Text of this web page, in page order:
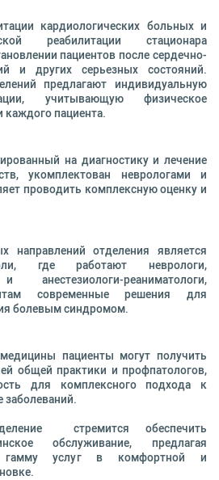
кардиологических больных и
реабилитации стационара
пациентов после сердечно-
и других серьезных состояний.
предлагают индивидуальную
учитывающую физическое
каждого пациента.
на диагностику и лечение
укомплектован неврологами и
проводить комплексную оценку и
направлений отделения является
где работают неврологи,
анестезиологи-реаниматологи,
современные решения для
болевым синдромом.
пациенты могут получить
общей практики и профпатологов,
для комплексного подхода к
стремится обеспечить
обслуживание, предлагая
гамму услуг в комфортной и